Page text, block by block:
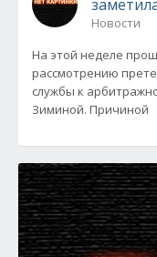
Новости
На этой неделе
рассмотрению
службы к
Зиминой. Причиной